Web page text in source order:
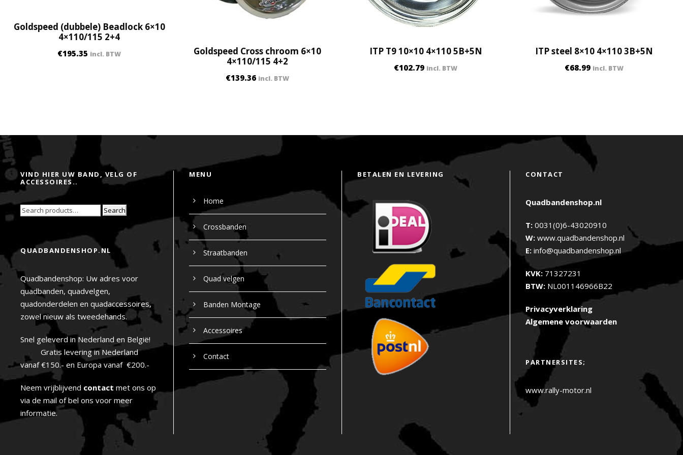
Goldspeed (dubbele) Beadlock 6×10
4×110/115 2+4
€195.35 incl. BTW
Goldspeed Cross chroom 6×10
4×110/115 4+2
€139.36 incl. BTW
ITP T9 10×10 4×110 5B+5N
€102.79 incl. BTW
ITP steel 8×10 4×110 3B+5N
€68.99 incl. BTW
VIND HIER UW BAND, VELG OF
ACCESSOIRES..
Search
QUADBANDENSHOP.NL
Quadbandenshop: Uw adres voor
quadbanden, quadvelgen,
quadonderdelen en quadaccessoires,
zowel nieuw als tweedehands.
Snel geleverd in Nederland en België!
Gratis levering in Nederland
vanaf €150.- en Europa vanaf €200.-
Neem vrijblijvend contact met ons op
via de mail of bel ons voor meer
informatie.
MENU
Home
Crossbanden
Straatbanden
Quad velgen
Banden Montage
Accessoires
Contact
BETALEN EN LEVERING CONTACT
Quadbandenshop.nl
T: 0031(0)6-43020910
W: www.quadbandenshop.nl
E: info@quadbandenshop.nl
KVK: 71327231
BTW: NL001146966B22
Privacyverklaring
Algemene voorwaarden
PARTNERSITES;
www.rally-motor.nl